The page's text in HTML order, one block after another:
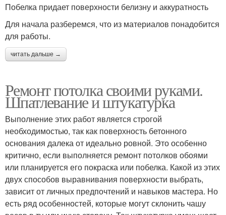
Побелка придает поверхности белизну и аккуратность
Для начала разберемся, что из материалов понадобится
для работы.
читать дальше →
Ремонт потолка своими руками.
Шпатлевание и штукатурка
Выполнение этих работ является строгой
необходимостью, так как поверхность бетонного
основания далека от идеально ровной. Это особенно
критично, если выполняется ремонт потолков обоями
или планируется его покраска или побелка. Какой из этих
двух способов выравнивания поверхности выбрать,
зависит от личных предпочтений и навыков мастера. Но
есть ряд особенностей, которые могут склонить чашу